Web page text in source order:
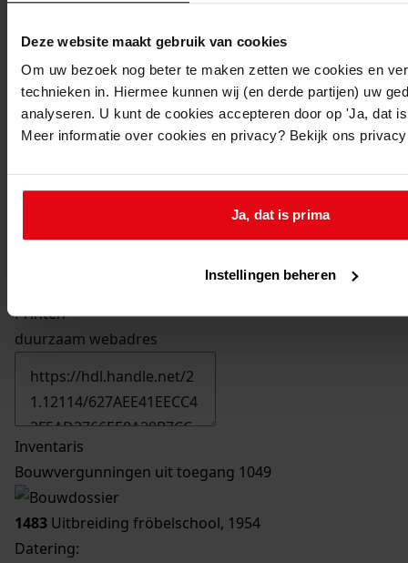
Deze website maakt gebruik van cookies
Om uw bezoek nog beter te maken zetten we cookies en
technieken in. Hiermee kunnen wij (en derde partijen) uw
analyseren. U kunt de cookies accepteren door op 'Ja, dat
Meer informatie over cookies en privacy? Bekijk ons
Ja, dat is prima
Instellingen beheren
Printen
duurzaam webadres
Inventaris
Bouwvergunningen uit toegang 1049
1483 Uitbreiding fröbelschool, 1954
Datering: